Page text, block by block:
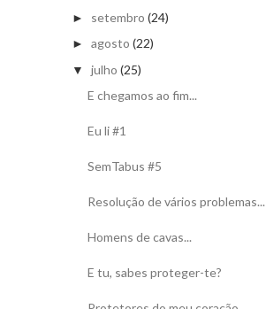
► setembro (24)
► agosto (22)
▼ julho (25)
E chegamos ao fim...
Eu li #1
SemTabus #5
Resolução de vários problemas...
Homens de cavas...
E tu, sabes proteger-te?